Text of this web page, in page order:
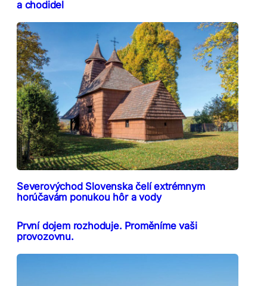
a chodidel
Severovýchod Slovenska čelí extrémnym
horúčavám ponukou hôr a vody
První dojem rozhoduje. Proměníme vaši
provozovnu.